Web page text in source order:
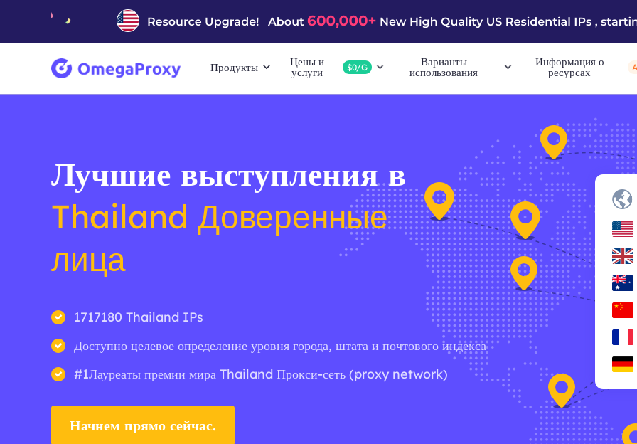
Продукты Цены и
услуги $0/G Варианты
использования
Информация о
ресурсах
Лучшие выступления в
Thailand Доверенные
лица
1717180 Thailand IPs
Доступно целевое определение уровня города, штата и почтового индекса
#1Лауреаты премии мира Thailand Прокси-сеть (proxy network)
Начнем прямо сейчас.